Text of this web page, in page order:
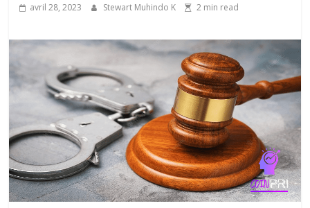
avril 28, 2023 Stewart Muhindo K 2 min read